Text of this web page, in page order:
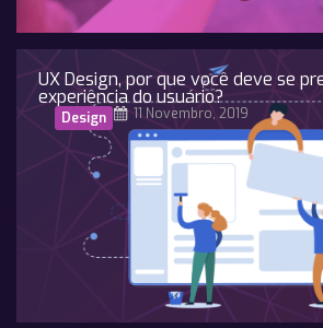
UX Design, por que você deve se
experiência do usuário?
Design 11 Novembro, 2019